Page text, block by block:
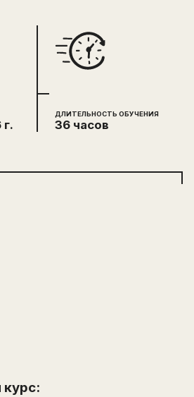
ДЛИТЕЛЬНОСТЬ ОБУЧЕНИЯ
36 часов
курс: